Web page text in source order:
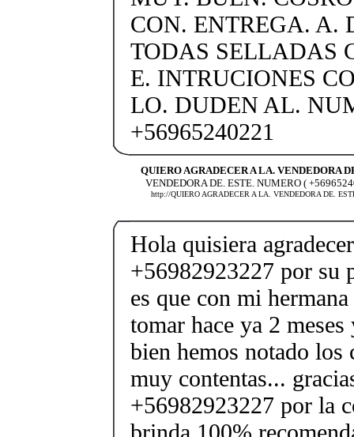
CON. ENTREGA. A.
TODAS SELLADAS
E. INTRUCIONES
LO. DUDEN AL.
+56965240221
QUIERO AGRADECER A LA. VENDEDORA
VENDEDORA DE. ESTE. NUMERO (
http://QUIERO AGRADECER A LA. VENDEDORA DE.
Hola quisiera
+56982923227 por su
es que con mi
tomar hace ya 2
bien hemos notado los
muy contentas...
+56982923227 por la
brinda 100%